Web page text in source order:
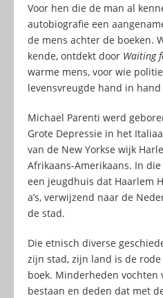
Voor hen die de man al
autobiografie een
de mens achter de boeken.
kende, ontdekt door Waiting
warme mens, voor wie
levensvreugde hand in hand
Michael Parenti werd
Grote Depressie in het
van de New Yorkse wijk
Afrikaans-Amerikaans. In
een jeugdhuis dat Haarlem
a’s, verwijzend naar de
de stad.
Die etnisch diverse
zijn stad, zijn land is de
boek. Minderheden vochten
bestaan en deden dat met